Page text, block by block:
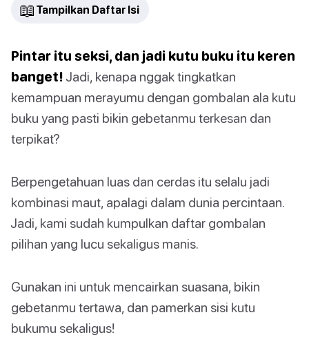
📖 Tampilkan Daftar Isi
Pintar itu seksi, dan jadi kutu buku itu keren
banget! Jadi, kenapa nggak tingkatkan
kemampuan merayumu dengan gombalan ala kutu
buku yang pasti bikin gebetanmu terkesan dan
terpikat?
Berpengetahuan luas dan cerdas itu selalu jadi
kombinasi maut, apalagi dalam dunia percintaan.
Jadi, kami sudah kumpulkan daftar gombalan
pilihan yang lucu sekaligus manis.
Gunakan ini untuk mencairkan suasana, bikin
gebetanmu tertawa, dan pamerkan sisi kutu
bukumu sekaligus!